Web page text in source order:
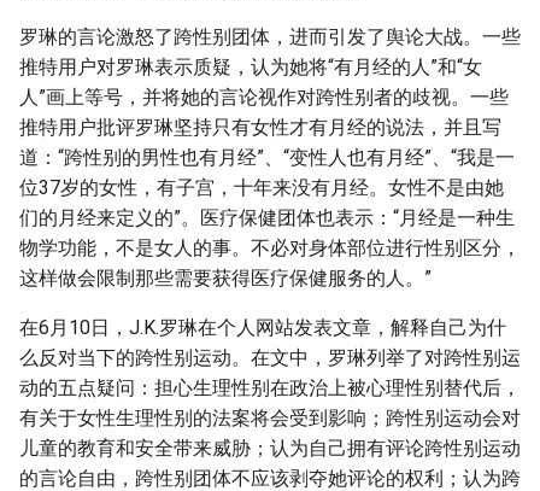
罗琳的言论激怒了跨性别团体，进而引发了舆论大战。一些
推特用户对罗琳表示质疑，认为她将“有月经的人”和“女
人”画上等号，并将她的言论视作对跨性别者的歧视。一些
推特用户批评罗琳坚持只有女性才有月经的说法，并且写
道：“跨性别的男性也有月经”、“变性人也有月经”、“我是一
位37岁的女性，有子宫，十年来没有月经。女性不是由她
们的月经来定义的”。医疗保健团体也表示：“月经是一种生
物学功能，不是女人的事。不必对身体部位进行性别区分，
这样做会限制那些需要获得医疗保健服务的人。”
在6月10日，J.K.罗琳在个人网站发表文章，解释自己为什
么反对当下的跨性别运动。在文中，罗琳列举了对跨性别运
动的五点疑问：担心生理性别在政治上被心理性别替代后，
有关于女性生理性别的法案将会受到影响；跨性别运动会对
儿童的教育和安全带来威胁；认为自己拥有评论跨性别运动
的言论自由，跨性别团体不应该剥夺她评论的权利；认为跨